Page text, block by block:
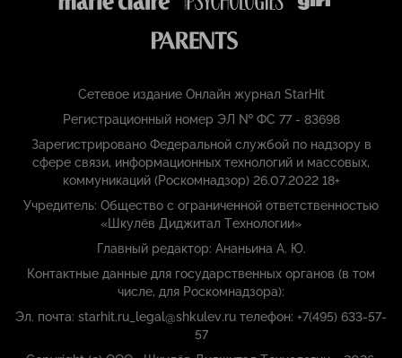
Сетевое издание Онлайн журнал StarHit
Регистрационный номер ЭЛ № ФС 77 - 83698
Зарегистрировано Федеральной службой по надзору в
сфере связи, информационных технологий и массовых,
коммуникаций (Роскомнадзор) 26.07.2022 18+
Учредитель: Общество с ограниченной ответственностью
«Шкулёв Диджитал Технологии»
Главный редактор: Ананьина А. Ю.
Контактные данные для государственных органов (в том
числе, для Роскомнадзора):
Эл. почта: starhit.ru_legal@shkulev.ru телефон: +7(495) 633-57-
57